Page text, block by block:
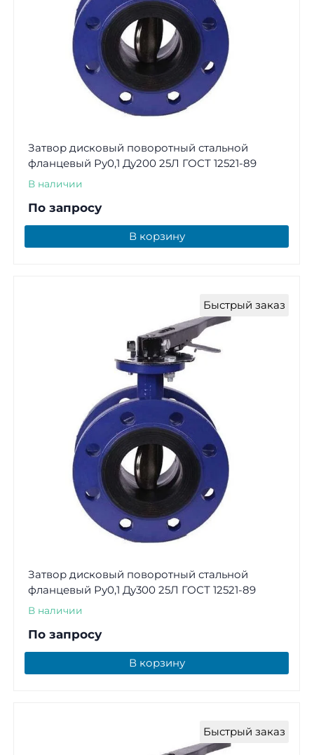
Затвор дисковый поворотный стальной
фланцевый Ру0,1 Ду200 25Л ГОСТ 12521-89
В наличии
По запросу
В корзину
Быстрый заказ
Затвор дисковый поворотный стальной
фланцевый Ру0,1 Ду300 25Л ГОСТ 12521-89
В наличии
По запросу
В корзину
Быстрый заказ